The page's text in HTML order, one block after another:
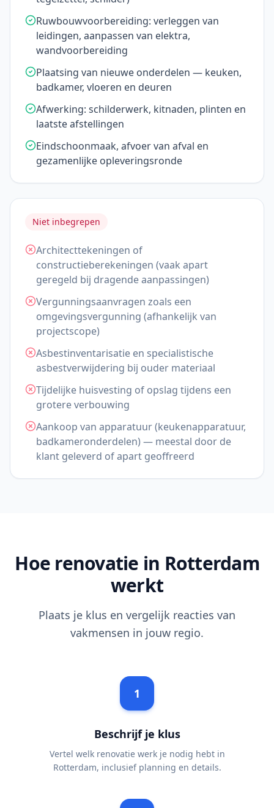
Ruwbouwvoorbereiding: verleggen van
leidingen, aanpassen van elektra,
wandvoorbereiding
Plaatsing van nieuwe onderdelen — keuken,
badkamer, vloeren en deuren
Afwerking: schilderwerk, kitnaden, plinten en
laatste afstellingen
Eindschoonmaak, afvoer van afval en
gezamenlijke opleveringsronde
Niet inbegrepen
Architecttekeningen of
constructieberekeningen (vaak apart
geregeld bij dragende aanpassingen)
Vergunningsaanvragen zoals een
omgevingsvergunning (afhankelijk van
projectscope)
Asbestinventarisatie en specialistische
asbestverwijdering bij ouder materiaal
Tijdelijke huisvesting of opslag tijdens een
grotere verbouwing
Aankoop van apparatuur (keukenapparatuur,
badkameronderdelen) — meestal door de
klant geleverd of apart geoffreerd
Hoe renovatie in Rotterdam
werkt
Plaats je klus en vergelijk reacties van
vakmensen in jouw regio.
1
Beschrijf je klus
Vertel welk renovatie werk je nodig hebt in
Rotterdam, inclusief planning en details.